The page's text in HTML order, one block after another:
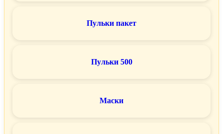
Пульки пакет
Пульки 500
Маски